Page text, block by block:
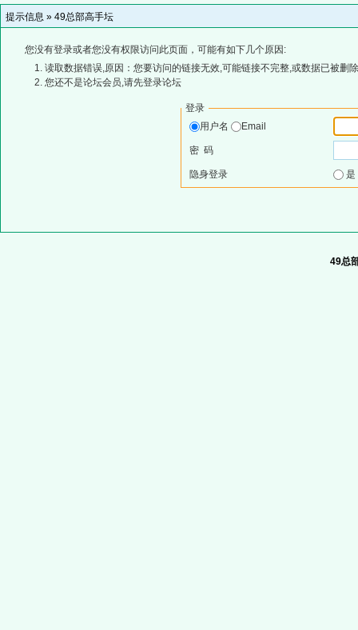
提示信息 » 49总部高手坛
您没有登录或者您没有权限访问此页面，可能有如下几个原因:
读取数据错误,原因：您要访问的链接无效,可能链接不完整,或数据已被删
您还不是论坛会员,请先登录论坛
登录
用户名
Email
密 码
隐身登录
49总